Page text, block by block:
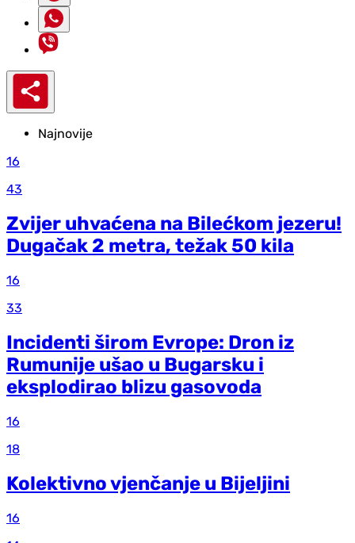
Najnovije
16
43
Zvijer uhvaćena na Bilećkom jezeru!
Dugačak 2 metra, težak 50 kila
16
33
Incidenti širom Evrope: Dron iz
Rumunije ušao u Bugarsku i
eksplodirao blizu gasovoda
16
18
Kolektivno vjenčanje u Bijeljini
16